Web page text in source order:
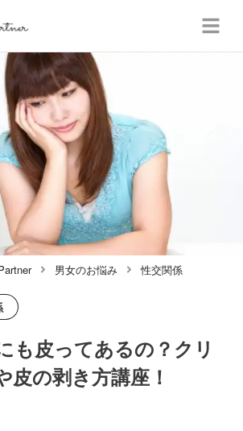
男女のお悩み 性交関係
も皮ってあるの？クリ
皮の剥き方講座！